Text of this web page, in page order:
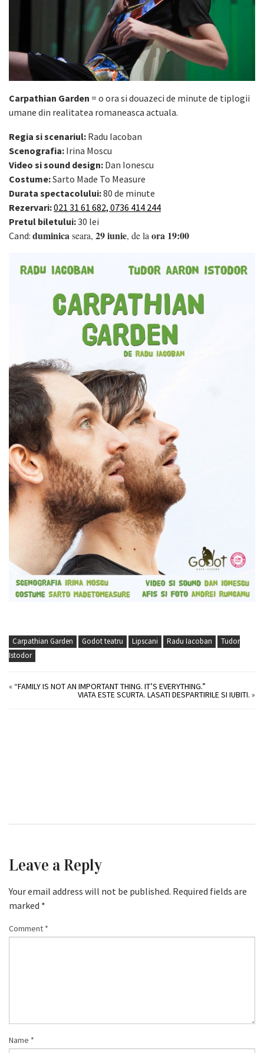
Carpathian Garden = o ora si douazeci de minute de tiplogii
umane din realitatea romaneasca actuala.
Regia si scenariul: Radu Iacoban
Scenografia: Irina Moscu
Video si sound design: Dan Ionescu
Costume:Sarto Made To Measure
Durata spectacolului:80 de minute
Rezervari:021 31 61 682, 0736 414 244
Pretul biletului:30 lei
Cand: duminicaseara, 29 iunie, de la ora 19:00
Carpathian Garden Godot teatru Lipscani Radu Iacoban
Tudor
Istodor
« “FAMILY IS NOT AN IMPORTANT THING. IT’S EVERYTHING.”
VIATA ESTE SCURTA. LASATI DESPARTIRILE SI IUBITI. »
Leave a Reply
Your email address will not be published. Required fields are
marked *
Comment *
Name *